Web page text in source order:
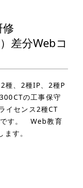
差分Webコ
種、2種IP、2種P
の工事保守
イセンス2種CT
です。 Web教育
す。